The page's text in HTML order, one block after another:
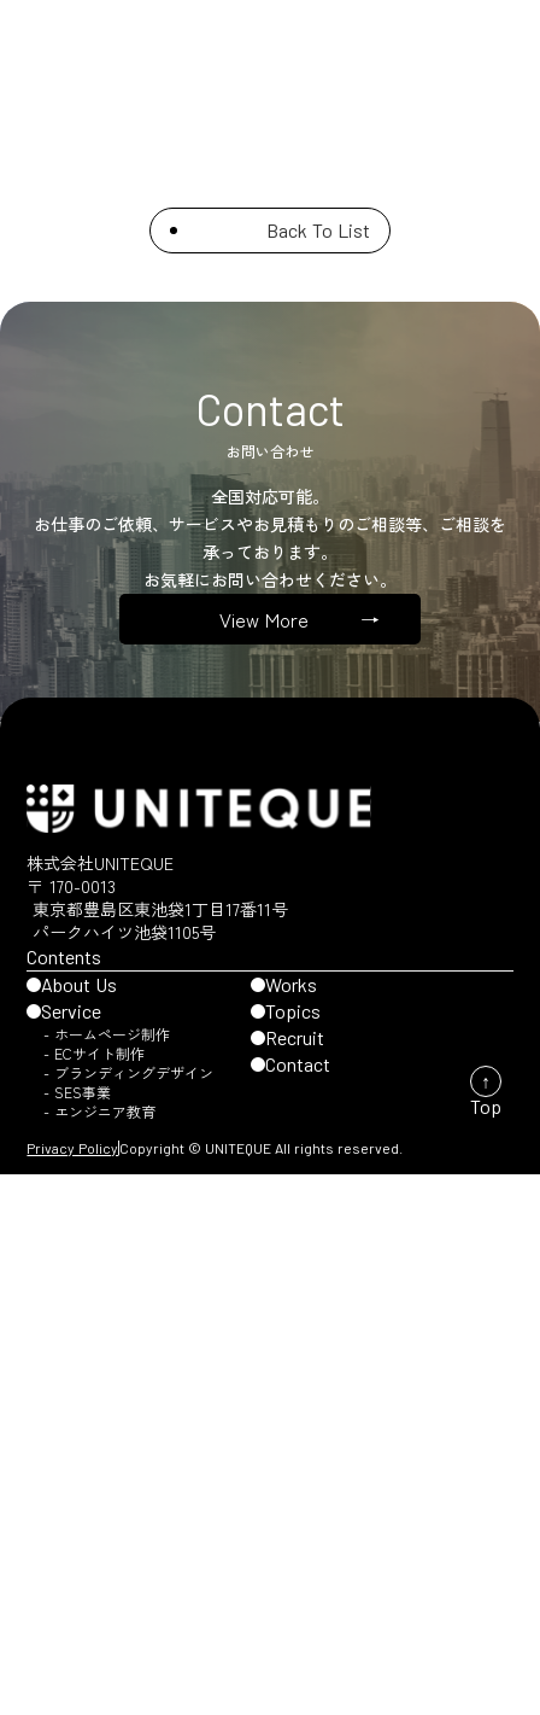
Back To List
Contact
お問い合わせ
全国対応可能。
お仕事のご依頼、サービスやお見積もりのご相談等、ご相談を
承っております。
お気軽にお問い合わせください。
View More →
株式会社UNITEQUE
〒 170-0013
東京都豊島区東池袋1丁目17番11号
パークハイツ池袋1105号
Contents
About Us
Service
- ホームページ制作
- ECサイト制作
- ブランディングデザイン
- SES事業
- エンジニア教育
Works
Topics
Recruit
Contact
↑
Top
Privacy Policy Copyright © UNITEQUE All rights reserved.